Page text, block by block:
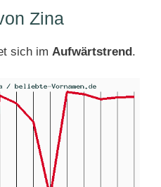
Zina
sich im Aufwärtstrend.